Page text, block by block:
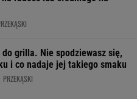
grilla. Nie spodziewasz się,
i co nadaje jej takiego smaku
PRZEKĄSKI